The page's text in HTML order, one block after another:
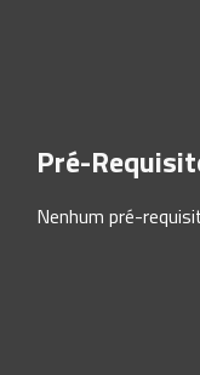
Pré-
Nenhum pré-